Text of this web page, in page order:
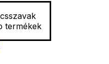
termékek